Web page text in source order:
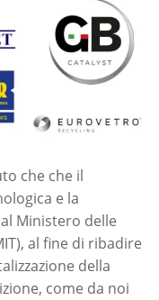
che che il
e la
Ministero delle
al fine di ribadire
della
come da noi